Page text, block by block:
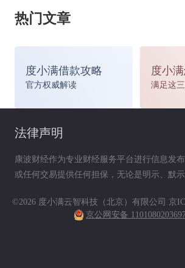
多，而语言不通就是其中最重要的
决，而一旦出现意外事故或者突发
理签证的时候，一般办理处会明确
类保险的购买，甚至会对我们的购
对于很多想要到申根国家去进
热门文章
度小满借款攻略
官方权威解读
度小
满足这
法律声明
康波财经作为专业财经服务平台进行信息发
或任何交易提供任何担保，无论是明示、默
链接）仅供参考（如：历史或预期收益不代
为任何法律文件，亦不构成任何邀约、投资
©2026 度小满云智科技（北京）有限公司 京
京公网安备